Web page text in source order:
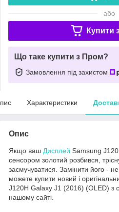
або
Купити
Що таке купити з Пром?
Замовлення під захистом
Характеристики
Опис
Якщо ваш Дисплей Samsung
сенсором золотий розбився,
засмучуватися. Замінити його -
можете купити новий і
J120H Galaxy J1 (2016) (OLED) з
нашому сайті.